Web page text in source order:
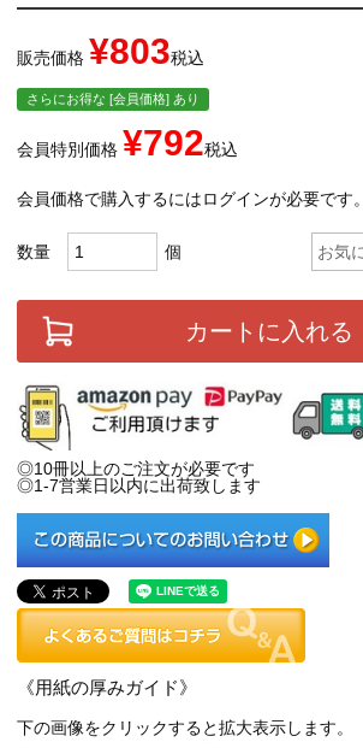
販売価格 ¥803税込
さらにお得な [会員価格] あり
会員特別価格 ¥792税込
会員価格で購入するにはログインが必要です。
お気
カートに入れる
◎10冊以上のご注文が必要です
◎1-7営業日以内に出荷致します
《用紙の厚みガイド》
下の画像をクリックすると拡大表示します。